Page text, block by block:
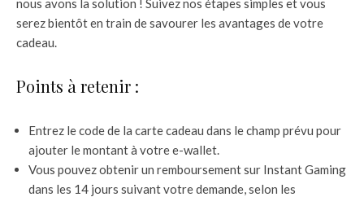
serez bientôt en train de savourer les avantages de votre
cadeau.
Points à retenir :
Entrez le code de la carte cadeau dans le champ prévu pour
ajouter le montant à votre e-wallet.
Vous pouvez obtenir un remboursement sur Instant Gaming
dans les 14 jours suivant votre demande, selon les